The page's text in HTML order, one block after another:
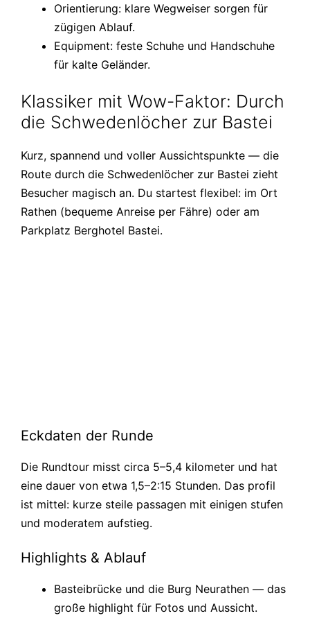
Orientierung: klare Wegweiser sorgen für
zügigen Ablauf.
Equipment: feste Schuhe und Handschuhe
für kalte Geländer.
Klassiker mit Wow-Faktor: Durch
die Schwedenlöcher zur Bastei
Kurz, spannend und voller Aussichtspunkte — die
Route durch die Schwedenlöcher zur Bastei zieht
Besucher magisch an. Du startest flexibel: im Ort
Rathen (bequeme Anreise per Fähre) oder am
Parkplatz Berghotel Bastei.
Eckdaten der Runde
Die Rundtour misst circa 5–5,4 kilometer und hat
eine dauer von etwa 1,5–2:15 Stunden. Das profil
ist mittel: kurze steile passagen mit einigen stufen
und moderatem aufstieg.
Highlights & Ablauf
Basteibrücke und die Burg Neurathen — das
große highlight für Fotos und Aussicht.